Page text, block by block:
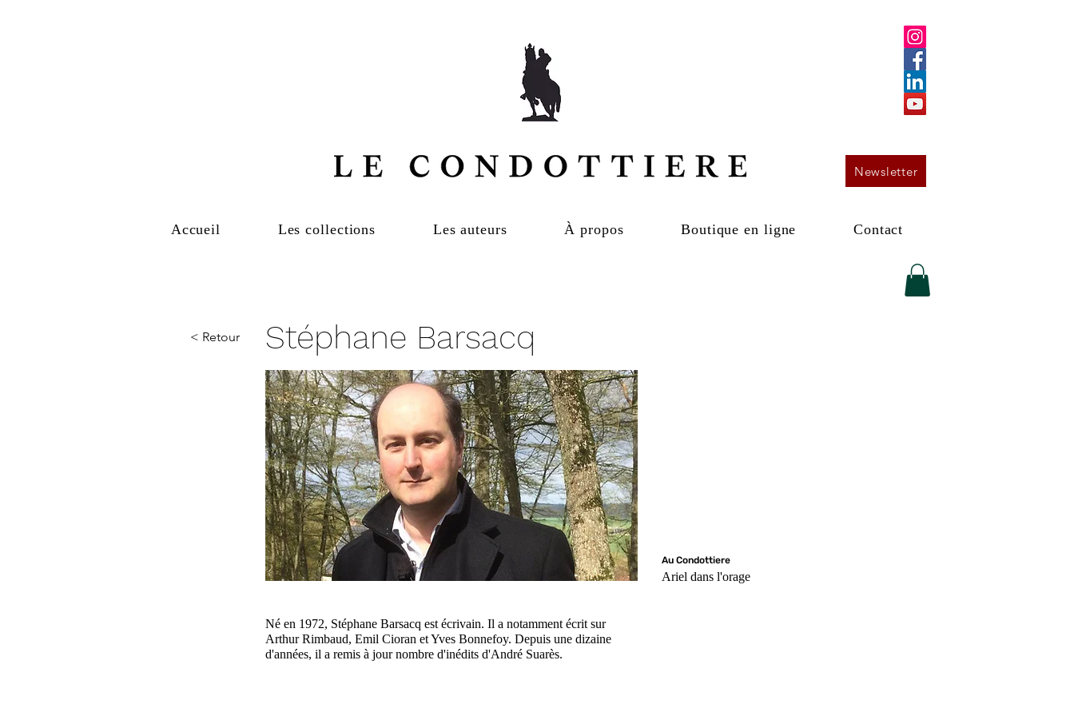
Newsletter
Accueil Les collections Les auteurs À propos Boutique en ligne Contact
< Retour Stéphane Barsacq
Né en 1972, Stéphane Barsacq est écrivain. Il a notamment écrit sur
Arthur Rimbaud, Emil Cioran et Yves Bonnefoy. Depuis une dizaine
d'années, il a remis à jour nombre d'inédits d'André Suarès.
Au Condottiere
Ariel dans l'orage